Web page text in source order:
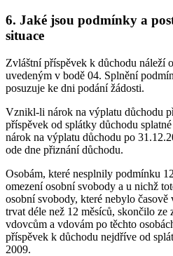
6. Jaké jsou podmínky a
situace
Zvláštní příspěvek k důchodu náleží
uvedeným v bodě 04. Splnění
posuzuje ke dni podání žádosti.
Vznikl-li nárok na výplatu důchodu
příspěvek od splátky důchodu
nárok na výplatu důchodu po
ode dne přiznání důchodu.
Osobám, které nesplnily podmínku
omezení osobní svobody a u nichž
osobní svobody, které nebylo časově
trvat déle než 12 měsíců, skončilo ze
vdovcům a vdovám po těchto
příspěvek k důchodu nejdříve od
2009.